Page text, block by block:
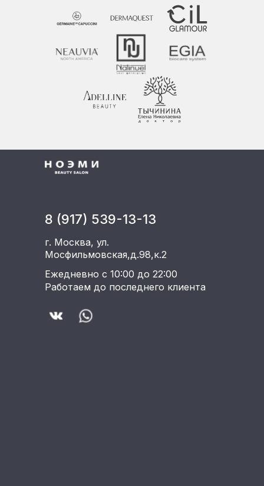
8 (917) 539-13-13
Ежедневно с 10:00 до 22:00
Работаем до последнего клиента
г. Москва, ул.
Мосфильмовская,д.98,к.2